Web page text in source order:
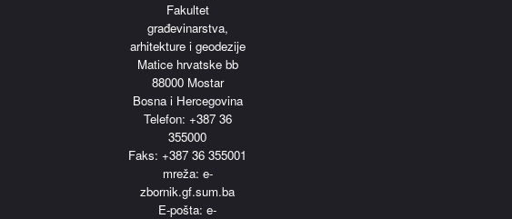
Fakultet
građevinarstva,
arhitekture i geodezije
Matice hrvatske bb
88000 Mostar
Bosna i Hercegovina
Telefon: +387 36
355000
Faks: +387 36 355001
mreža: e-
zbornik.gf.sum.ba
E-pošta: e-